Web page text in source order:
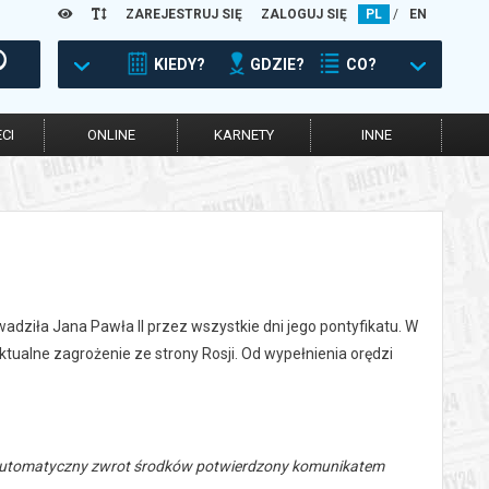
ZAREJESTRUJ SIĘ ZALOGUJ SIĘ PL / EN
KIEDY? GDZIE? CO?
ONLINE KARNETY INNE
Jana Pawła II przez wszystkie dni jego pontyfikatu. W
zagrożenie ze strony Rosji. Od wypełnienia orędzi
zwrot środków potwierdzony komunikatem